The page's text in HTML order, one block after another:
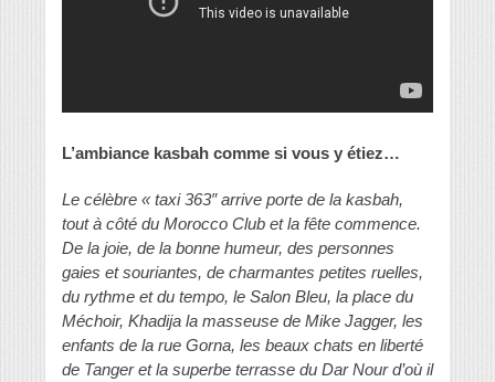
L’ambiance kasbah comme si vous y étiez…
Le célèbre « taxi 363″ arrive porte de la kasbah,
tout à côté du Morocco Club et la fête commence.
De la joie, de la bonne humeur, des personnes
gaies et souriantes, de charmantes petites ruelles,
du rythme et du tempo, le Salon Bleu, la place du
Méchoir, Khadija la masseuse de Mike Jagger, les
enfants de la rue Gorna, les beaux chats en liberté
de Tanger et la superbe terrasse du Dar Nour d’où il